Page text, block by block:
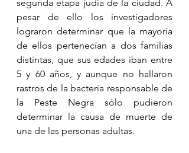
segunda etapa judía de la ciudad. A
pesar de ello los investigadores
lograron determinar que la mayoría
de ellos pertenecían a dos familias
distintas, que sus edades iban entre
5 y 60 años, y aunque no hallaron
rastros de la bacteria responsable de
la Peste Negra sólo pudieron
determinar la causa de muerte de
una de las personas adultas.